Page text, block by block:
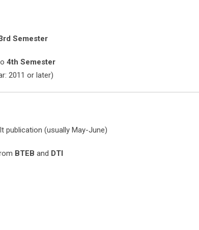
Semester
4th Semester
2011 or later)
publication (usually May-June)
BTEB and DTI